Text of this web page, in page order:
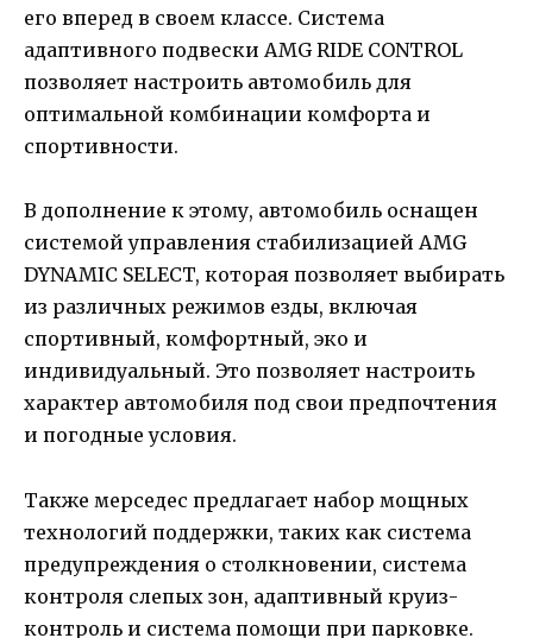
его вперед в своем классе. Система
адаптивного подвески AMG RIDE CONTROL
позволяет настроить автомобиль для
оптимальной комбинации комфорта и
спортивности.
В дополнение к этому, автомобиль оснащен
системой управления стабилизацией AMG
DYNAMIC SELECT, которая позволяет выбирать
из различных режимов езды, включая
спортивный, комфортный, эко и
индивидуальный. Это позволяет настроить
характер автомобиля под свои предпочтения
и погодные условия.
Также мерседес предлагает набор мощных
технологий поддержки, таких как система
предупреждения о столкновении, система
контроля слепых зон, адаптивный круиз-
контроль и система помощи при парковке.